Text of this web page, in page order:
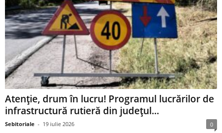
Atenție, drum în lucru! Programul lucrărilor de
infrastructură rutieră din județul...
Sebitoriale - 19 iulie 2026 0